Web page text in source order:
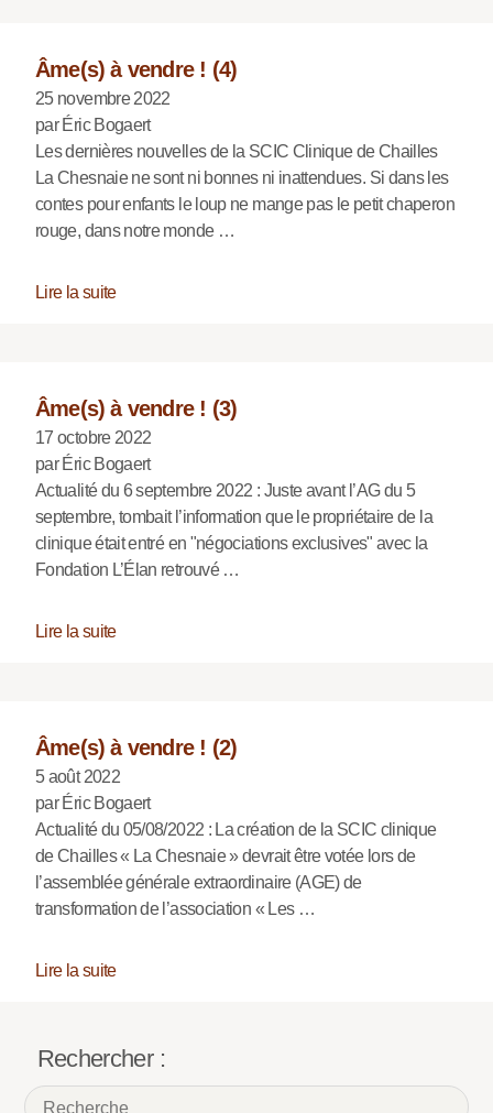
Âme(s) à vendre ! (4)
25 novembre 2022
par Éric Bogaert
Les dernières nouvelles de la SCIC Clinique de Chailles
La Chesnaie ne sont ni bonnes ni inattendues. Si dans les
contes pour enfants le loup ne mange pas le petit chaperon
rouge, dans notre monde …
Lire la suite
Âme(s) à vendre ! (3)
17 octobre 2022
par Éric Bogaert
Actualité du 6 septembre 2022 : Juste avant l’AG du 5
septembre, tombait l’information que le propriétaire de la
clinique était entré en "négociations exclusives" avec la
Fondation L’Élan retrouvé …
Lire la suite
Âme(s) à vendre ! (2)
5 août 2022
par Éric Bogaert
Actualité du 05/08/2022 : La création de la SCIC clinique
de Chailles « La Chesnaie » devrait être votée lors de
l’assemblée générale extraordinaire (AGE) de
transformation de l’association « Les …
Lire la suite
Rechercher :